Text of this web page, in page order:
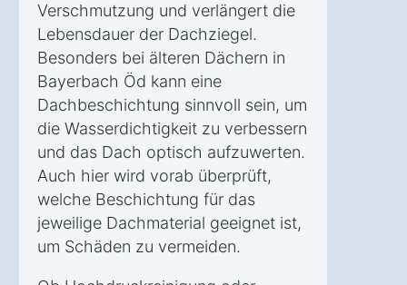
Verschmutzung und verlängert die
Lebensdauer der Dachziegel.
Besonders bei älteren Dächern in
Bayerbach Öd kann eine
Dachbeschichtung sinnvoll sein, um
die Wasserdichtigkeit zu verbessern
und das Dach optisch aufzuwerten.
Auch hier wird vorab überprüft,
welche Beschichtung für das
jeweilige Dachmaterial geeignet ist,
um Schäden zu vermeiden.